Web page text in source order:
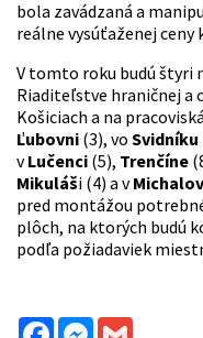
bola zavádzaná a
reálne vysúťaženej ceny
V tomto roku budú štyri
Riaditeľstve hraničnej a
Košiciach a na
Ľubovni (3), vo Svidníku
vLučenci (5), Trenčíne
Mikuláši (4) a v
pred montážou
plôch, na ktorých budú
podľa požiadaviek
FacebookMessenger